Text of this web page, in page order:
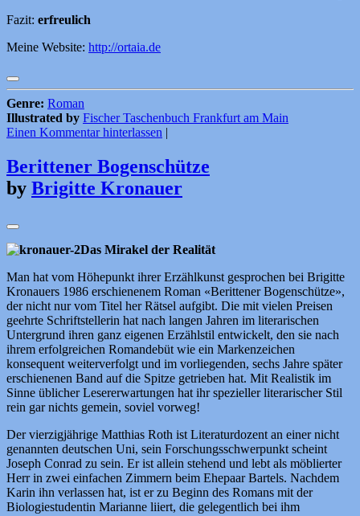
Fazit: erfreulich
Meine Website: http://ortaia.de
Genre: Roman
Illustrated by Fischer Taschenbuch Frankfurt am Main
Einen Kommentar hinterlassen |
Berittener Bogenschütze
by Brigitte Kronauer
Das Mirakel der Realität
Man hat vom Höhepunkt ihrer Erzählkunst gesprochen bei Brigitte
Kronauers 1986 erschienenem Roman «Berittener Bogenschütze»,
der nicht nur vom Titel her Rätsel aufgibt. Die mit vielen Preisen
geehrte Schriftstellerin hat nach langen Jahren im literarischen
Untergrund ihren ganz eigenen Erzählstil entwickelt, den sie nach
ihrem erfolgreichen Romandebüt wie ein Markenzeichen
konsequent weiterverfolgt und im vorliegenden, sechs Jahre später
erschienenen Band auf die Spitze getrieben hat. Mit Realistik im
Sinne üblicher Lesererwartungen hat ihr spezieller literarischer Stil
rein gar nichts gemein, soviel vorweg!
Der vierzigjährige Matthias Roth ist Literaturdozent an einer nicht
genannten deutschen Uni, sein Forschungsschwerpunkt scheint
Joseph Conrad zu sein. Er ist allein stehend und lebt als möblierter
Herr in zwei einfachen Zimmern beim Ehepaar Bartels. Nachdem
Karin ihn verlassen hat, ist er zu Beginn des Romans mit der
Biologiestudentin Marianne liiert, die gelegentlich bei ihm